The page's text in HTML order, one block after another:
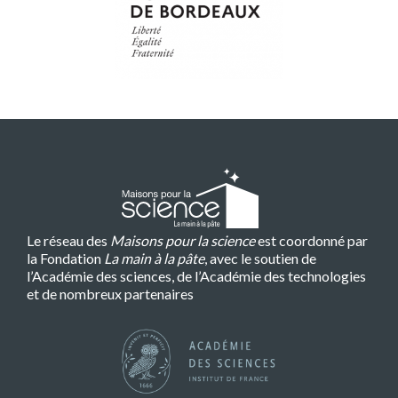
Le réseau des Maisons pour la scienceest coordonné par
la Fondation La main à la pâte, avec le soutien de
l’Académie des sciences, de l’Académie des technologies
et de nombreux partenaires